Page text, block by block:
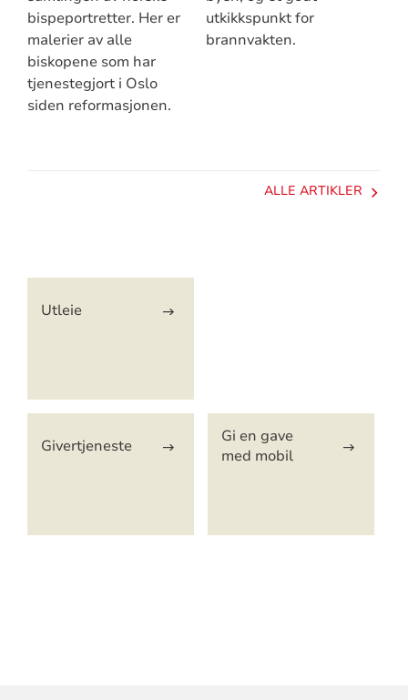
bispeportretter. Her er
malerier av alle
biskopene som har
tjenestegjort i Oslo
siden reformasjonen.
utkikkspunkt for
brannvakten.
ALLE ARTIKLER
Utleie
Givertjeneste
Gi en gave
med mobil